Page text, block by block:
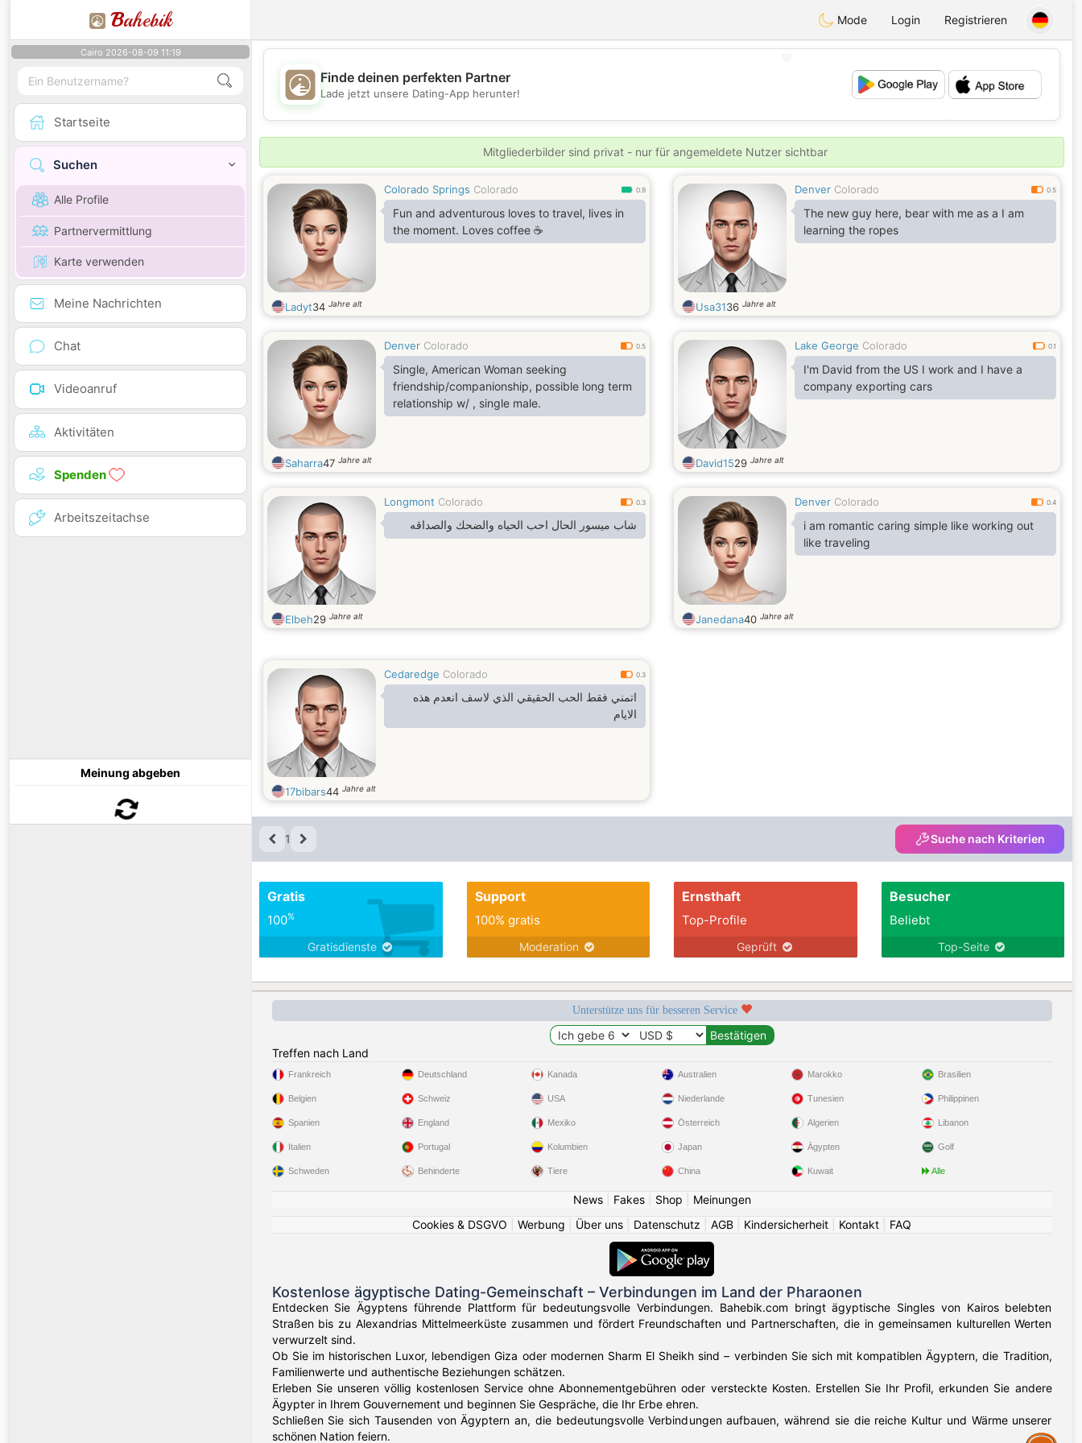
Bahebik Mode Login Registrieren
Cairo 2026-08-09 11:19
Startseite
Suchen
Alle Profile
Partnervermittlung
Karte verwenden
Meine Nachrichten
Chat
Videoanruf
Aktivitäten
Spenden
Arbeitszeitachse
Meinung abgeben
💖
💕
Finde deinen perfekten Partner
Lade jetzt unsere Dating-App herunter!
Mitgliederbilder sind privat - nur für angemeldete Nutzer sichtbar
Colorado Springs Colorado 0.9
Fun and adventurous loves to travel, lives in
the moment. Loves coffee ☕
Ladyt34 Jahre alt
Denver Colorado 0.5
The new guy here, bear with me as a I am
learning the ropes
Usa3136 Jahre alt
Denver Colorado 0.5
Single, American Woman seeking
friendship/companionship, possible long term
relationship w/ , single male.
Saharra47 Jahre alt
Lake George Colorado 0.1
I'm David from the US I work and I have a
company exporting cars
David1529 Jahre alt
Longmont Colorado 0.3
شاب ميسور الحال احب الحياه والضحك والصداقه
Elbeh29 Jahre alt
Denver Colorado 0.4
i am romantic caring simple like working out
like traveling
Janedana40 Jahre alt
Cedaredge Colorado 0.3
اتمني فقط الحب الحقيقي الذي لاسف انعدم هذه
الايام
17bibars44 Jahre alt
1 Suche nach Kriterien
Gratis
100%
Gratisdienste
Support
100% gratis
Moderation
Ernsthaft
Top-Profile
Geprüft
Besucher
Beliebt
Top-Seite
Unterstütze uns für besseren Service
Treffen nach Land
Frankreich
Belgien
Spanien
Italien
Schweden
Deutschland
Schweiz
England
Portugal
Behinderte
Kanada
USA
Mexiko
Kolumbien
Tiere
Australien
Niederlande
Österreich
Japan
China
Marokko
Tunesien
Algerien
Ägypten
Kuwait
Brasilien
Philippinen
Libanon
Golf
Alle
News| Fakes| Shop
Meinungen
Cookies & DSGVO
Werbung Über uns Datenschutz AGB Kindersicherheit Kontakt FAQ
Kostenlose ägyptische Dating-Gemeinschaft – Verbindungen im Land der Pharaonen
Entdecken Sie Ägyptens führende Plattform für bedeutungsvolle Verbindungen. Bahebik.com bringt ägyptische Singles von Kairos belebten
Straßen bis zu Alexandrias Mittelmeerküste zusammen und fördert Freundschaften und Partnerschaften, die in gemeinsamen kulturellen Werten
verwurzelt sind.
Ob Sie im historischen Luxor, lebendigen Giza oder modernen Sharm El Sheikh sind – verbinden Sie sich mit kompatiblen Ägyptern, die Tradition,
Familienwerte und authentische Beziehungen schätzen.
Erleben Sie unseren völlig kostenlosen Service ohne Abonnementgebühren oder versteckte Kosten. Erstellen Sie Ihr Profil, erkunden Sie andere
Ägypter in Ihrem Gouvernement und beginnen Sie Gespräche, die Ihr Erbe ehren.
Schließen Sie sich Tausenden von Ägyptern an, die bedeutungsvolle Verbindungen aufbauen, während sie die reiche Kultur und Wärme unserer
schönen Nation feiern.